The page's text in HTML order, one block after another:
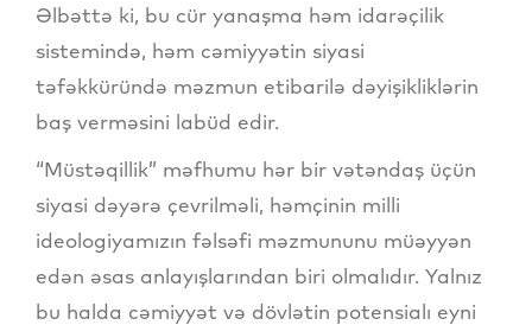
Əlbəttə ki, bu cür yanaşma həm idarəçilik
sistemində, həm cəmiyyətin siyasi
təfəkküründə məzmun etibarilə dəyişikliklərin
baş verməsini labüd edir.
“Müstəqillik” məfhumu hər bir vətəndaş üçün
siyasi dəyərə çevrilməli, həmçinin milli
ideologiyamızın fəlsəfi məzmununu müəyyən
edən əsas anlayışlarından biri olmalıdır. Yalnız
bu halda cəmiyyət və dövlətin potensialı eyni